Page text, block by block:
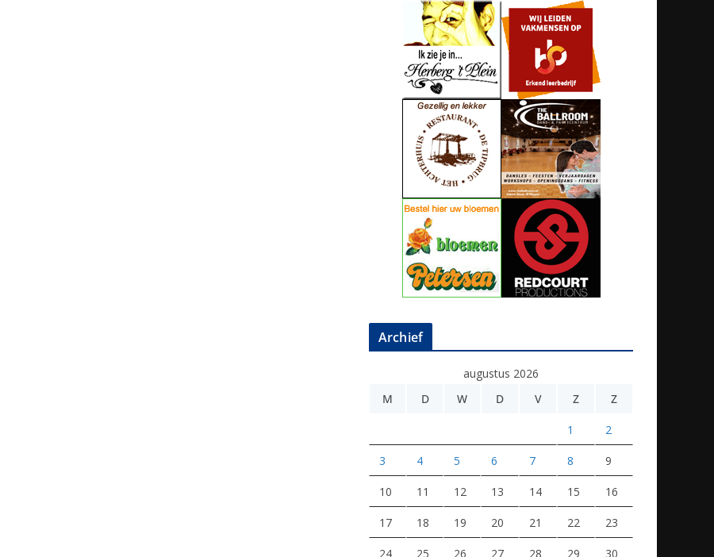
Archief
augustus 2026
M
D W D V Z Z
1 2
3 4 5 6 7 8 9
10 11 12 13 14 15 16
17 18 19 20 21 22 23
24 25 26 27 28 29 30